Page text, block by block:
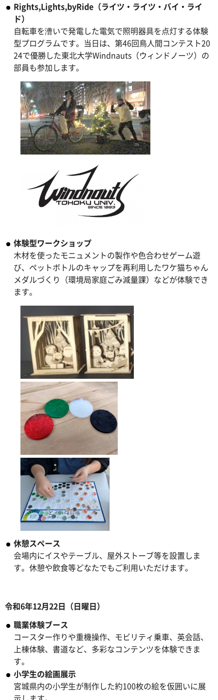
Rights,Lights,byRide（ライツ・ライツ・バイ・ライ
ド）
自転車を漕いで発電した電気で照明器具を点灯する体験
型プログラムです。当日は、第46回鳥人間コンテスト20
24で優勝した東北大学Windnauts（ウィンドノーツ）の
部員も参加します。
体験型ワークショップ
木材を使ったモニュメントの製作や色合わせゲーム遊
び、ペットボトルのキャップを再利用したワケ猫ちゃん
メダルづくり（環境局家庭ごみ減量課）などが体験でき
ます。
休憩スペース
会場内にイスやテーブル、屋外ストーブ等を設置しま
す。休憩や飲食等どなたでもご利用いただけます。
令和6年12月22日（日曜日）
職業体験ブース
コースター作りや重機操作、モビリティ乗車、英会話、
上棟体験、書道など、多彩なコンテンツを体験できま
す。
小学生の絵画展示
宮城県内の小学生が制作した約100枚の絵を仮囲いに展